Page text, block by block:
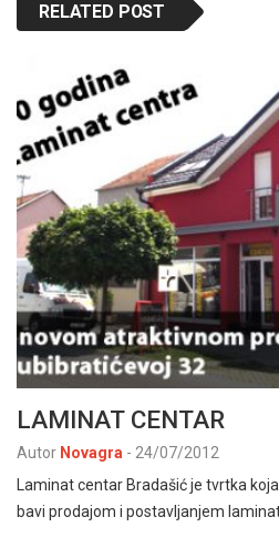
RELATED POST
LAMINAT CENTAR
Autor Novagra - 24/07/2012
Laminat centar Bradašić je tvrtka
bavi prodajom i postavljanjem